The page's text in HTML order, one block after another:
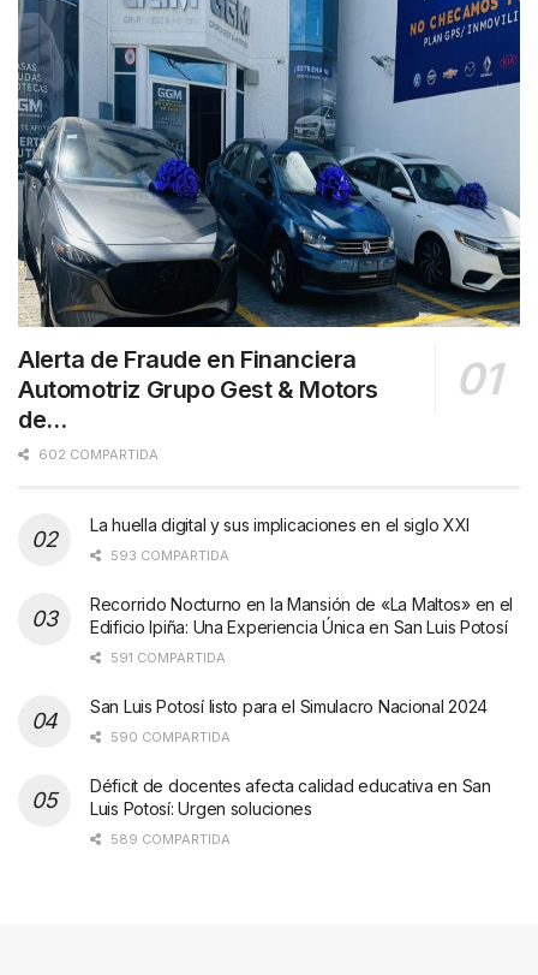
Alerta de Fraude en Financiera
Automotriz Grupo Gest & Motors
de…
602 COMPARTIDA
La huella digital y sus implicaciones en el siglo XXI
593 COMPARTIDA
Recorrido Nocturno en la Mansión de «La Maltos» en el
Edificio Ipiña: Una Experiencia Única en San Luis Potosí
591 COMPARTIDA
San Luis Potosí listo para el Simulacro Nacional 2024
590 COMPARTIDA
Déficit de docentes afecta calidad educativa en San
Luis Potosí: Urgen soluciones
589 COMPARTIDA